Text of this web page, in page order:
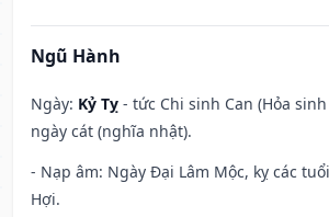
Ngũ Hành
Ngày: Kỷ Tỵ - tức Chi sinh Can (Hỏa
ngày cát (nghĩa nhật).
- Nạp âm: Ngày Đại Lâm Mộc, kỵ các
Hợi.